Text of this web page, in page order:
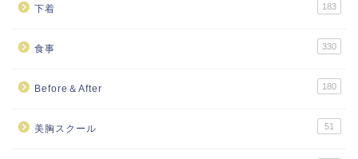
下着 183
食事 330
Before＆After 180
美胸スクール 51